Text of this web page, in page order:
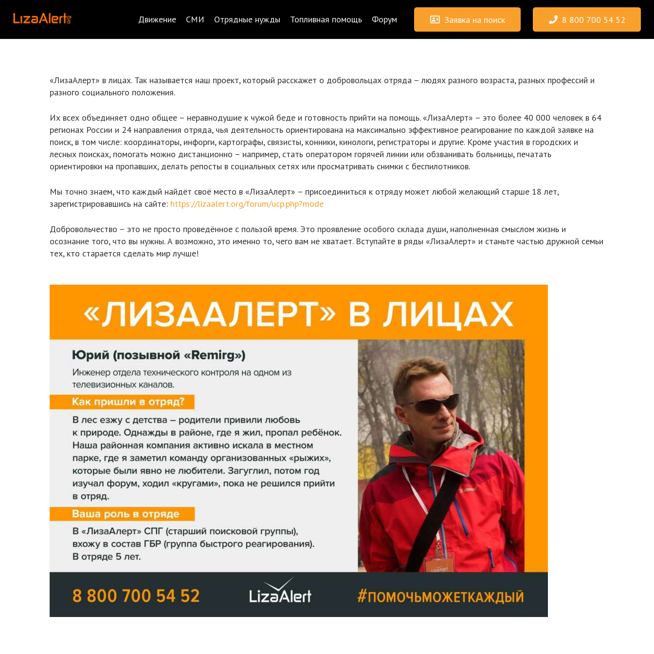
Движение СМИ Отрядные нужды Топливная помощь Форум Заявка на поиск 8 800 700 54 52
«ЛизаАлерт» в лицах. Так называется наш проект, который расскажет о добровольцах отряда – людях разного возраста, разных профессий и
разного социального положения.
Их всех объединяет одно общее – неравнодушие к чужой беде и готовность прийти на помощь. «ЛизаАлерт» – это более 40 000 человек в 64
регионах России и 24 направления отряда, чья деятельность ориентирована на максимально эффективное реагирование по каждой заявке на
поиск, в том числе: координаторы, инфорги, картографы, связисты, конники, кинологи, регистраторы и другие. Кроме участия в городских и
лесных поисках, помогать можно дистанционно – например, стать оператором горячей линии или обзванивать больницы, печатать
ориентировки на пропавших, делать репосты в социальных сетях или просматривать снимки с беспилотников.
Мы точно знаем, что каждый найдёт своё место в «ЛизаАлерт» – присоединиться к отряду может любой желающий старше 18 лет,
зарегистрировавшись на сайте: https://lizaalert.org/forum/ucp.php?mode
Добровольчество – это не просто проведённое с пользой время. Это проявление особого склада души, наполненная смыслом жизнь и
осознание того, что вы нужны. А возможно, это именно то, чего вам не хватает. Вступайте в ряды «ЛизаАлерт» и станьте частью дружной семьи
тех, кто старается сделать мир лучше!